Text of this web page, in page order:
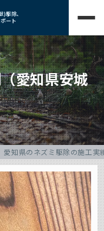
駆除、
ート
愛知県安城
愛知県のネズミ駆除の施工実